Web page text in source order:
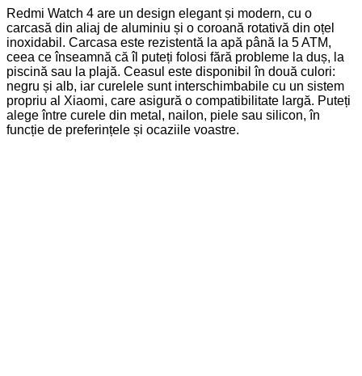
Redmi Watch 4 are un design elegant și modern, cu o
carcasă din aliaj de aluminiu și o coroană rotativă din oțel
inoxidabil. Carcasa este rezistentă la apă până la 5 ATM,
ceea ce înseamnă că îl puteți folosi fără probleme la duș, la
piscină sau la plajă. Ceasul este disponibil în două culori:
negru și alb, iar curelele sunt interschimbabile cu un sistem
propriu al Xiaomi, care asigură o compatibilitate largă. Puteți
alege între curele din metal, nailon, piele sau silicon, în
funcție de preferințele și ocaziile voastre.